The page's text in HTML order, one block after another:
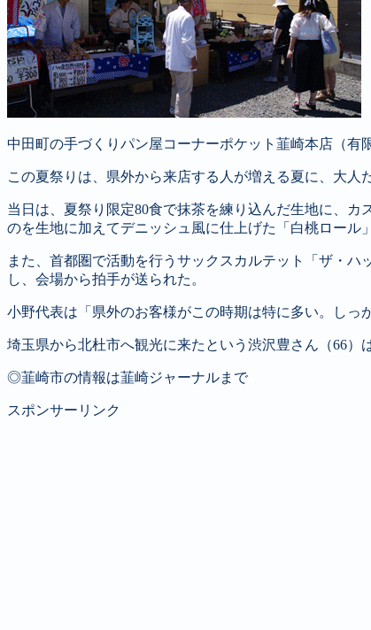
中田町の手づくりパン屋コーナーポケット韮崎本店（有
この夏祭りは、県外から来店する人が増える夏に、大人
当日は、夏祭り限定80食で抹茶を練り込んだ生地に、
のを生地に加えてデニッシュ風に仕上げた「白桃ロール
また、首都圏で活動を行うサックスカルテット「ザ・
し、会場から拍手が送られた。
小野代表は「県外のお客様がこの時期は特に多い。しっ
埼玉県から北杜市へ観光に来たという渋沢豊さん（66）
◎韮崎市の情報は韮崎ジャーナルまで
スポンサーリンク